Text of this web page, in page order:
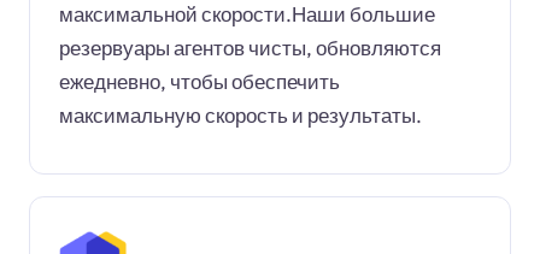
максимальной скорости.Наши большие
резервуары агентов чисты, обновляются
ежедневно, чтобы обеспечить
максимальную скорость и результаты.